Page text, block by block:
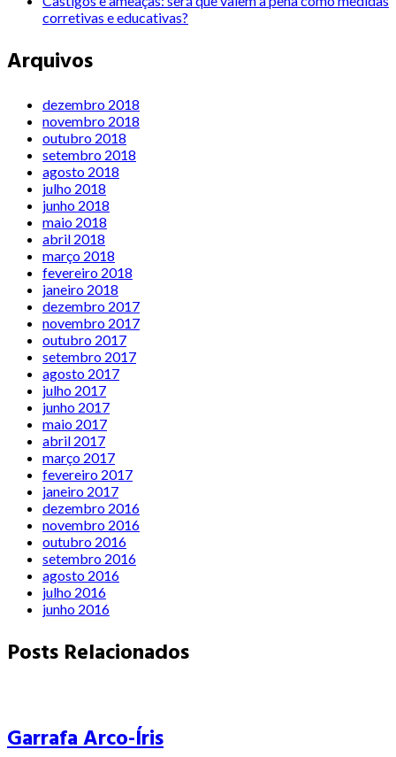
corretivas e educativas?
Arquivos
dezembro 2018
novembro 2018
outubro 2018
setembro 2018
agosto 2018
julho 2018
junho 2018
maio 2018
abril 2018
março 2018
fevereiro 2018
janeiro 2018
dezembro 2017
novembro 2017
outubro 2017
setembro 2017
agosto 2017
julho 2017
junho 2017
maio 2017
abril 2017
março 2017
fevereiro 2017
janeiro 2017
dezembro 2016
novembro 2016
outubro 2016
setembro 2016
agosto 2016
julho 2016
junho 2016
Posts Relacionados
Garrafa Arco-Íris